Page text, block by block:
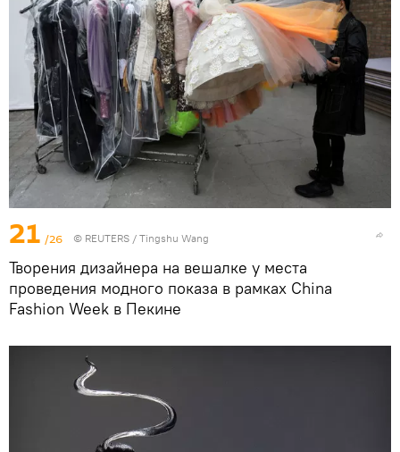
21 /26 © REUTERS / Tingshu Wang
Творения дизайнера на вешалке у места
проведения модного показа в рамках China
Fashion Week в Пекине